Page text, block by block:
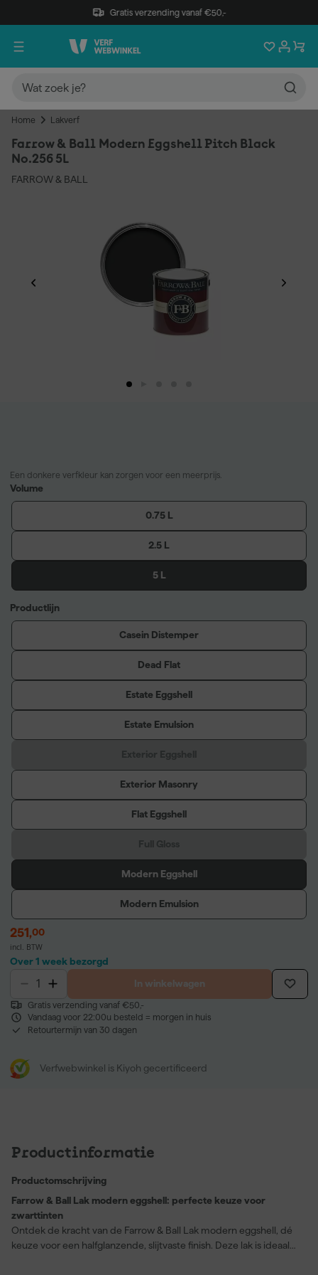
Gratis verzending vanaf €50,-
Home Lakverf
Farrow & Ball Modern Eggshell Pitch Black
No.256 5L
FARROW & BALL
Een donkere verfkleur kan zorgen voor een meerprijs.
Volume
0.75 L
2.5 L
5 L
Productlijn
Casein Distemper
Dead Flat
Estate Eggshell
Estate Emulsion
Exterior Masonry
Flat Eggshell
Modern Eggshell
Modern Emulsion
251,00
incl. BTW
Over 1 week bezorgd
In winkelwagen
Gratis verzending vanaf €50,-
Vandaag voor 22:00u besteld = morgen in huis
Retourtermijn van 30 dagen
Verfwebwinkel is Kiyoh gecertificeerd
Productinformatie
Productomschrijving
Farrow & Ball Lak modern eggshell: perfecte keuze voor
zwarttinten
Ontdek de kracht van de Farrow & Ball Lak modern eggshell, dé
keuze voor een halfglanzende, slijtvaste finish. Deze lak is ideaal